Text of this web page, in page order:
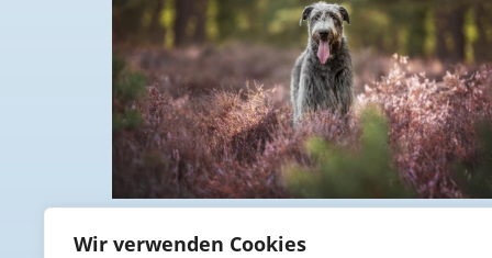
Wir verwenden Cookies